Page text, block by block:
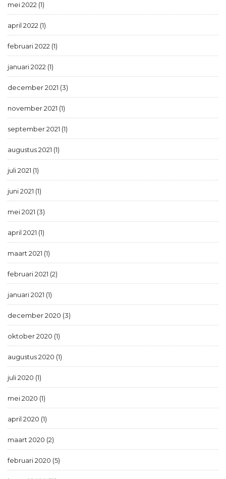
mei 2022 (1)
april 2022 (1)
februari 2022 (1)
januari 2022 (1)
december 2021 (3)
november 2021 (1)
september 2021 (1)
augustus 2021 (1)
juli 2021 (1)
juni 2021 (1)
mei 2021 (3)
april 2021 (1)
maart 2021 (1)
februari 2021 (2)
januari 2021 (1)
december 2020 (3)
oktober 2020 (1)
augustus 2020 (1)
juli 2020 (1)
mei 2020 (1)
april 2020 (1)
maart 2020 (2)
februari 2020 (5)